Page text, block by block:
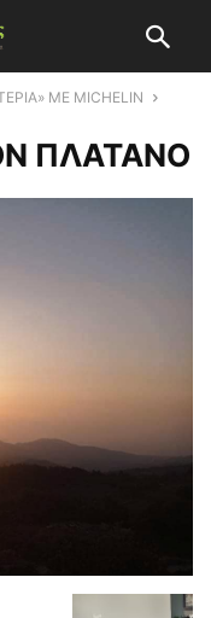
ΜΕ MICHELIN
ΠΛΑΤΑΝΟ